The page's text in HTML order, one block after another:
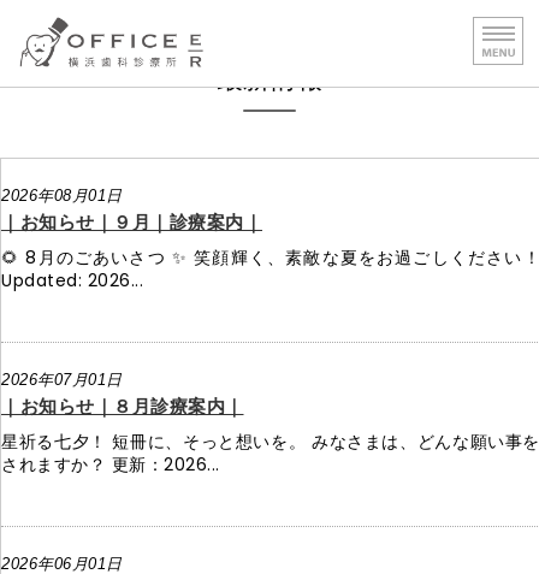
OFFICE E｜R 横浜歯科診療
診療 1［専門的治療］
診療２［保険治療］
診療費用
最新情報
2026年08月01日
｜お知らせ｜９月｜診療案内｜
🌻 8月のごあいさつ ✨ 笑顔輝く、素敵な夏をお過ごしください！
Updated: 2026...
2026年07月01日
｜お知らせ｜８月診療案内｜
星祈る七夕！ 短冊に、そっと想いを。 みなさまは、どんな願い事を
されますか？ 更新：2026...
2026年06月01日